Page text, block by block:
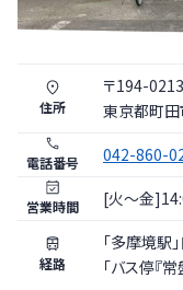
住所
〒194-0213
東京都町田
電話番号 042-860-
営業時間 [火〜金
経路
「多摩境駅
「バス停『